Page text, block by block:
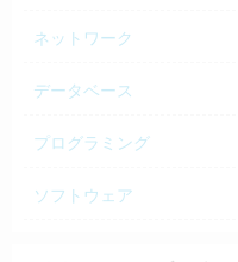
ネットワーク
データベース
プログラミング
ソフトウェア